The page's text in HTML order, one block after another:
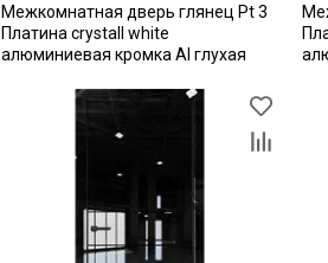
Межкомнатная дверь глянец Pt 3
Платина crystall white
алюминиевая кромка Al глухая